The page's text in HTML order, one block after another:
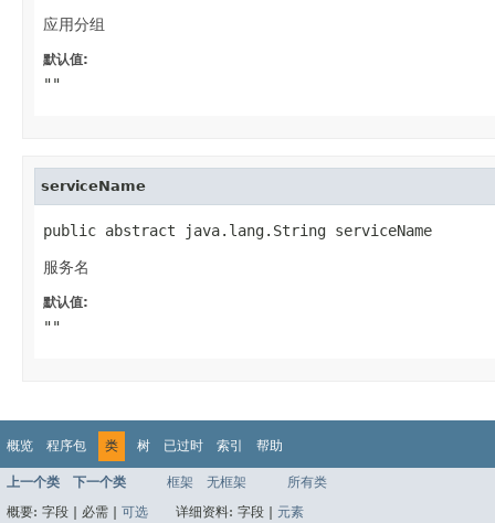
应用分组
默认值:
""
serviceName
public abstract java.lang.String serviceName
服务名
默认值:
""
概览 程序包 类 树 已过时 索引 帮助
上一个类 下一个类 框架 无框架
所有类
概要: 字段 | 必需 | 可选 详细资料: 字段 | 元素